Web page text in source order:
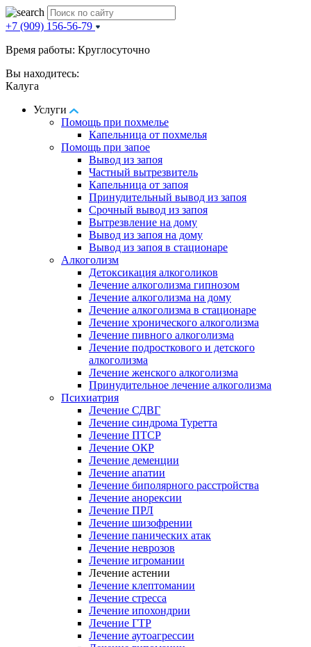
+7 (909) 156-56-79
Время работы: Круглосуточно
Вы находитесь:
Калуга
Услуги
Помощь при похмелье
Капельница от похмелья
Помощь при запое
Вывод из запоя
Частный вытрезвитель
Капельница от запоя
Принудительный вывод из запоя
Срочный вывод из запоя
Вытрезвление на дому
Вывод из запоя на дому
Вывод из запоя в стационаре
Алкоголизм
Детоксикация алкоголиков
Лечение алкоголизма гипнозом
Лечение алкоголизма на дому
Лечение алкоголизма в стационаре
Лечение хронического алкоголизма
Лечение пивного алкоголизма
Лечение подросткового и детского
алкоголизма
Лечение женского алкоголизма
Принудительное лечение алкоголизма
Психиатрия
Лечение СДВГ
Лечение синдрома Туретта
Лечение ПТСР
Лечение ОКР
Лечение деменции
Лечение апатии
Лечение биполярного расстройства
Лечение анорексии
Лечение ПРЛ
Лечение шизофрении
Лечение панических атак
Лечение неврозов
Лечение игромании
Лечение астении
Лечение клептомании
Лечение стресса
Лечение ипохондрии
Лечение ГТР
Лечение аутоагрессии